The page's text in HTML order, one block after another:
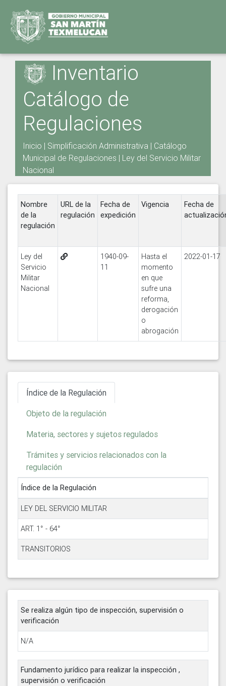
Inventario
Catálogo de
Regulaciones
Inicio | Simplificación Administrativa | Catálogo
Municipal de Regulaciones | Ley del Servicio Militar
Nacional
Nombre
de la
regulación
URL de la
regulación
Fecha de
expedición
Vigencia
Fecha de
Ley del
Servicio
Militar
Nacional
1940-09-
11
Hasta el
momento
en que
sufre una
reforma,
derogación
o
abrogación
2022-01-17
Índice de la Regulación
Objeto de la regulación
Materia, sectores y sujetos regulados
Trámites y servicios relacionados con la
regulación
Índice de la Regulación
LEY DEL SERVICIO MILITAR
ART. 1° - 64°
TRANSITORIOS
Se realiza algún tipo de inspección, supervisión o
verificación
N/A
Fundamento jurídico para realizar la inspección ,
supervisión o verificación